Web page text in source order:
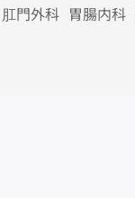
肛門外科 胃腸内科